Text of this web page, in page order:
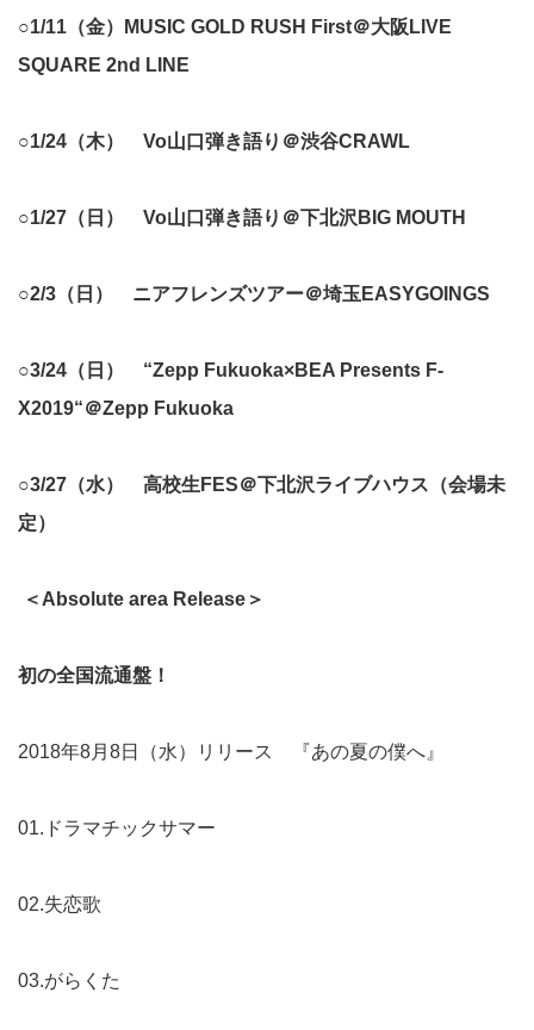
○1/11（金）MUSIC GOLD RUSH First＠大阪LIVE
SQUARE 2nd LINE
○1/24（木） Vo山口弾き語り＠渋谷CRAWL
○1/27（日） Vo山口弾き語り＠下北沢BIG MOUTH
○2/3（日） ニアフレンズツアー＠埼玉EASYGOINGS
○3/24（日） “Zepp Fukuoka×BEA Presents F-
X2019“＠Zepp Fukuoka
○3/27（水） 高校生FES＠下北沢ライブハウス（会場未
定）
＜Absolute area Release＞
初の全国流通盤！
2018年8月8日（水）リリース 『あの夏の僕へ』
01.ドラマチックサマー
02.失恋歌
03.がらくた